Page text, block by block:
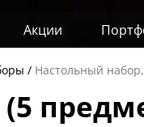
Акции
Настольный